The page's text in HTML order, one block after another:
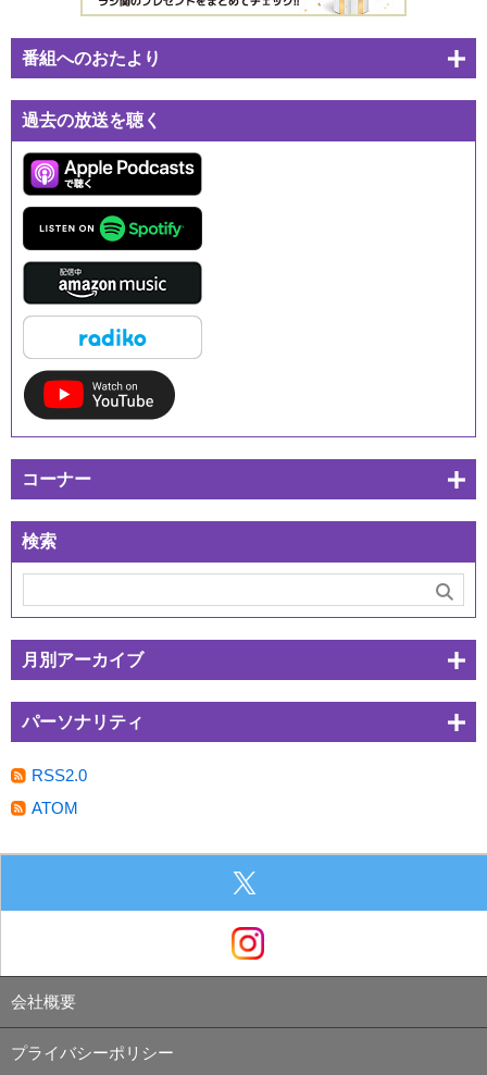
番組へのおたより
過去の放送を聴く
コーナー
検索
月別アーカイブ
パーソナリティ
RSS2.0
ATOM
会社概要
プライバシーポリシー